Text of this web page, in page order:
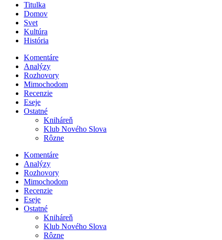
Titulka
Domov
Svet
Kultúra
História
Komentáre
Analýzy
Rozhovory
Mimochodom
Recenzie
Eseje
Ostatné
Kniháreň
Klub Nového Slova
Rôzne
Komentáre
Analýzy
Rozhovory
Mimochodom
Recenzie
Eseje
Ostatné
Kniháreň
Klub Nového Slova
Rôzne